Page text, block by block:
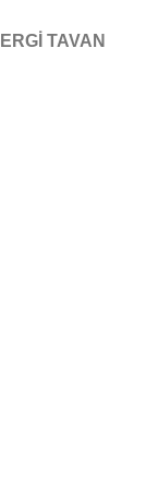
TAVAN